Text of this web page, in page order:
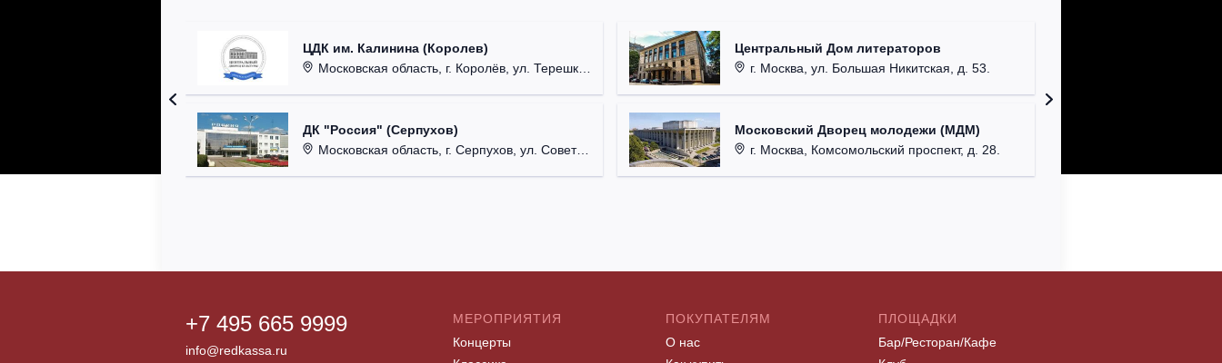
ЦДК им. Калинина (Королев)
Московская область, г. Королёв, ул. Терешковой, д. 1.
ДК "Россия" (Серпухов)
Московская область, г. Серпухов, ул. Советская, д. 90.
Центральный Дом литераторов
г. Москва, ул. Большая Никитская, д. 53.
Московский Дворец молодежи (МДМ)
г. Москва, Комсомольский проспект, д. 28.
+7 495 665 9999
info@redkassa.ru
МЕРОПРИЯТИЯ
Концерты
ПОКУПАТЕЛЯМ
О нас
ПЛОЩАДКИ
Бар/Ресторан/Кафе